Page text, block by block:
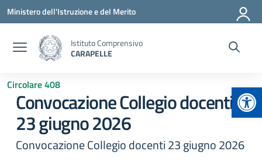
Vai ai contenuti
Vai al menu di navigazione
Vai al footer
Ministero dell'Istruzione e del Merito
Istituto Comprensivo
CARAPELLE
Circolare 408
Convocazione Collegio docenti
23 giugno 2026
Convocazione Collegio docenti 23 giugno 2026